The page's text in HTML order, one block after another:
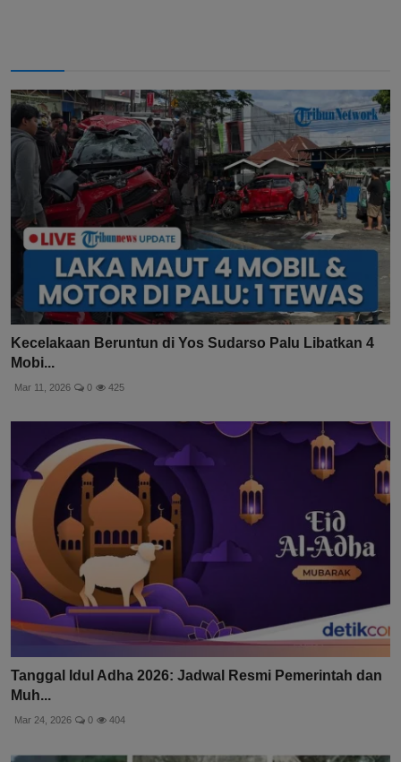
Kecelakaan Beruntun di Yos Sudarso Palu Libatkan 4
Mobi...
Mar 11, 2026 0 425
Tanggal Idul Adha 2026: Jadwal Resmi Pemerintah dan
Muh...
Mar 24, 2026 0 404